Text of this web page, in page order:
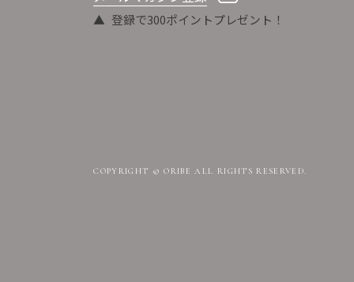
登録で300ポイントプレゼント！
COPYRIGHT © ORIBE ALL RIGHTS RESERVED.